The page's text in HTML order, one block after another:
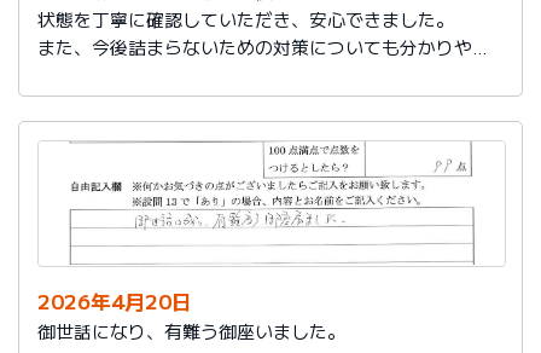
状態を丁寧に確認していただき、安心できました。
また、今後詰まらないための対策についても分かりやす
ありがとうございました。
2026年4月20日
御世話になり、有難う御座いました。